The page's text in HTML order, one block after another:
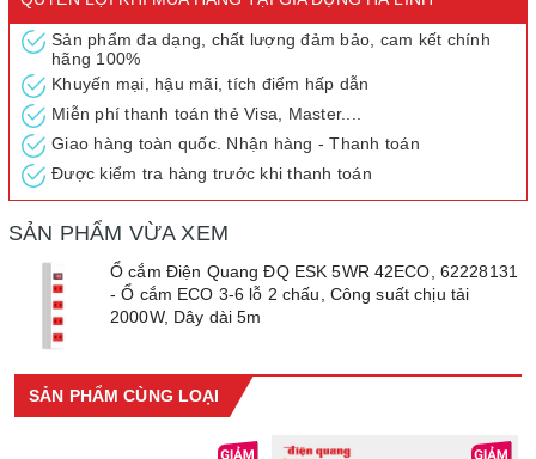
- Kích thước: 110 x 45 x 35mm
- Trọng lượng: 110g
Sản phẩm đa dạng, chất lượng đảm bảo, cam kết chính
hãng 100%
Khuyến mại, hậu mãi, tích điểm hấp dẫn
Miễn phí thanh toán thẻ Visa, Master....
Giao hàng toàn quốc. Nhận hàng - Thanh toán
Được kiểm tra hàng trước khi thanh toán
SẢN PHẨM VỪA XEM
Ổ cắm Điện Quang ĐQ ESK 5WR 42ECO, 62228131
- Ổ cắm ECO 3-6 lỗ 2 chấu, Công suất chịu tải
2000W, Dây dài 5m
SẢN PHẨM CÙNG LOẠI